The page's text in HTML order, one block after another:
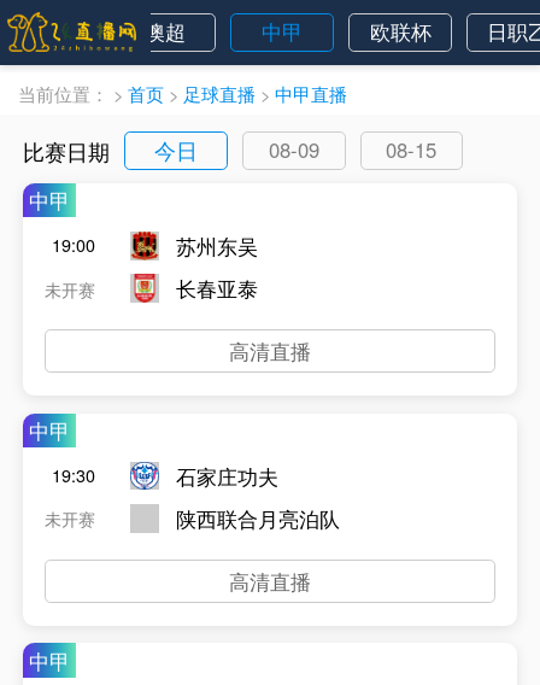
墨西超 澳超 中甲 欧联杯 日职
当前位置： > 首页 > 足球直播 > 中甲直播
比赛日期 今日 08-09
08-15
中甲
19:00
未开赛
苏州东吴
长春亚泰
高清直播
中甲
19:30
未开赛
石家庄功夫
陕西联合月亮泊队
高清直播
中甲